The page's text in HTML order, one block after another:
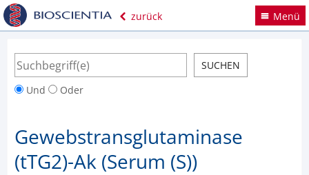
zurück Menü
Und Oder
Gewebstransglutaminase
(tTG2)-Ak (Serum (S))